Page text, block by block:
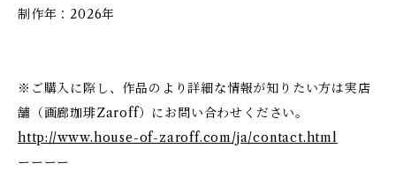
制作年：2026年
※ご購入に際し、作品のより詳細な情報が知りたい方は実店
舗（画廊珈琲Zaroff）にお問い合わせください。
http://www.house-of-zaroff.com/ja/contact.html
ーーーー